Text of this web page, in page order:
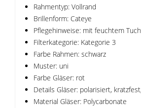
Rahmentyp: Vollrand
Brillenform: Cateye
Pflegehinweise: mit feuchtem
Filterkategorie: Kategorie 3
Farbe Rahmen: schwarz
Muster: uni
Farbe Gläser: rot
Details Gläser: polarisiert,
Material Gläser: Polycarbonate